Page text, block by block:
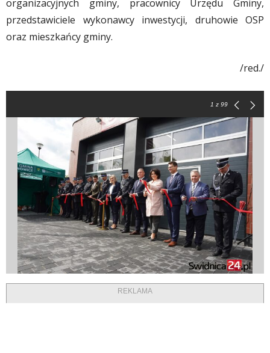
organizacyjnych gminy, pracownicy Urzędu Gminy,
przedstawiciele wykonawcy inwestycji, druhowie OSP
oraz mieszkańcy gminy.
/red./
1 z 99
REKLAMA